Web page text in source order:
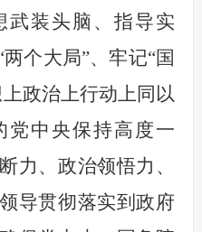
武装头脑、指导实
个大局”、牢记“国
政治上行动上同以
党中央保持高度一
力、政治领悟力、
导贯彻落实到政府